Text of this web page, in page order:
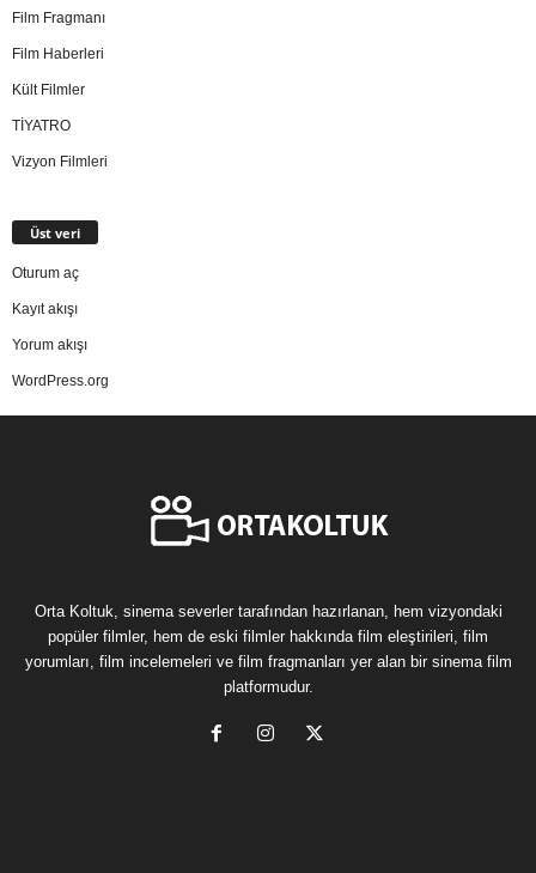
Film Fragmanı
Film Haberleri
Kült Filmler
TİYATRO
Vizyon Filmleri
Üst veri
Oturum aç
Kayıt akışı
Yorum akışı
WordPress.org
Orta Koltuk, sinema severler tarafından hazırlanan, hem vizyondaki
popüler filmler, hem de eski filmler hakkında film eleştirileri, film
yorumları, film incelemeleri ve film fragmanları yer alan bir sinema film
platformudur.